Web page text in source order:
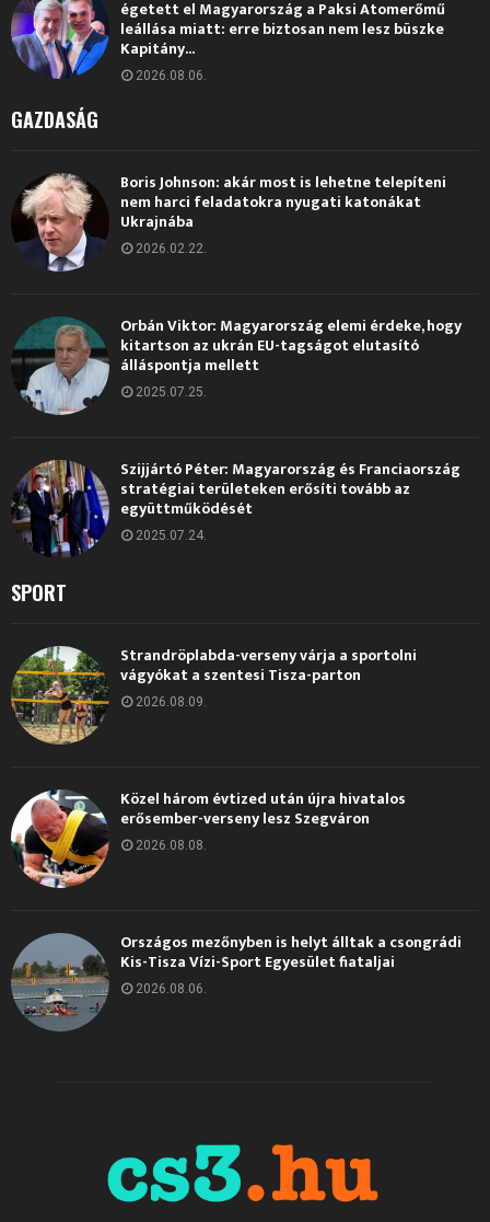
égetett el Magyarország a Paksi Atomerőmű
leállása miatt: erre biztosan nem lesz büszke
Kapitány...
2026.08.06.
GAZDASÁG
Boris Johnson: akár most is lehetne telepíteni
nem harci feladatokra nyugati katonákat
Ukrajnába
2026.02.22.
Orbán Viktor: Magyarország elemi érdeke, hogy
kitartson az ukrán EU-tagságot elutasító
álláspontja mellett
2025.07.25.
Szijjártó Péter: Magyarország és Franciaország
stratégiai területeken erősíti tovább az
együttműködését
2025.07.24.
SPORT
Strandröplabda-verseny várja a sportolni
vágyókat a szentesi Tisza-parton
2026.08.09.
Közel három évtized után újra hivatalos
erősember-verseny lesz Szegváron
2026.08.08.
Országos mezőnyben is helyt álltak a csongrádi
Kis-Tisza Vízi-Sport Egyesület fiataljai
2026.08.06.